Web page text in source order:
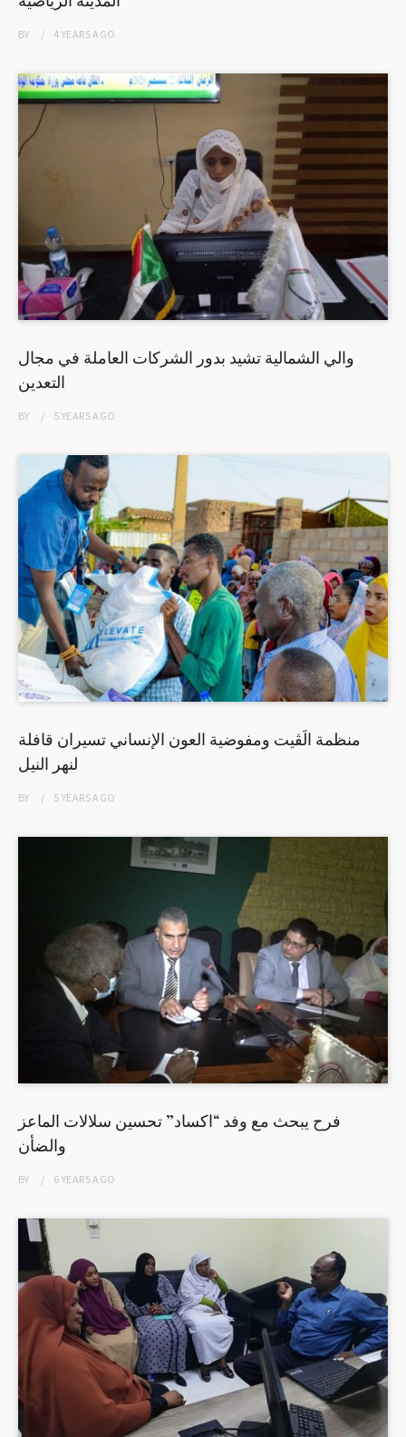
BY 4 YEARSAGO
والي الشمالية تشيد بدور الشركات العاملة في مجال
التعدين
BY 5 YEARSAGO
منظمة الَڤيت ومفوضية العون الإنساني تسيران قافلة
لنهر النيل
BY 5 YEARSAGO
فرح يبحث مع وفد “اكساد” تحسين سلالات الماعز
والضأن
BY 6 YEARSAGO